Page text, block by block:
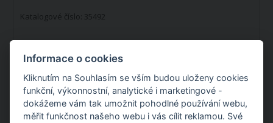
Katalogové číslo: 35492
Informace o cookies
Kliknutím na Souhlasím se vším budou uloženy cookies
funkční, výkonnostní, analytické i marketingové -
dokážeme vám tak umožnit pohodlné používání webu,
měřit funkčnost našeho webu i vás cílit reklamou. Své